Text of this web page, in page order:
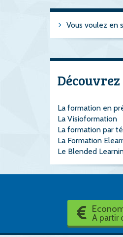
Vous voulez en
La formation en
La Visioformation
La formation par
La Formation
Le Blended
A partir